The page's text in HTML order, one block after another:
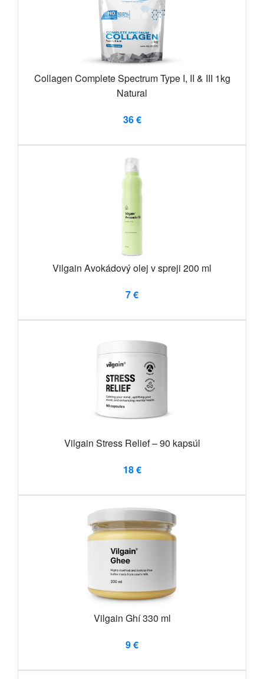
Collagen Complete Spectrum Type I, II & III 1kg
Natural
36 €
Vilgain Avokádový olej v spreji 200 ml
7 €
Vilgain Stress Relief – 90 kapsúl
18 €
Vilgain Ghí 330 ml
9 €